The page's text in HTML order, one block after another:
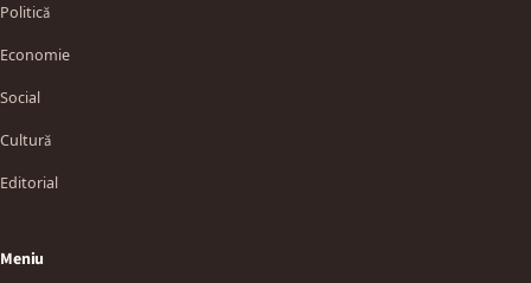
Politică
Economie
Social
Cultură
Editorial
Meniu